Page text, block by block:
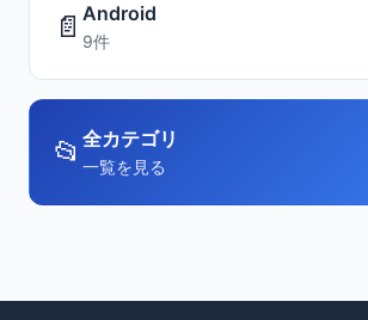
📄 Android
9件
📂 全カテゴリ
一覧を見る